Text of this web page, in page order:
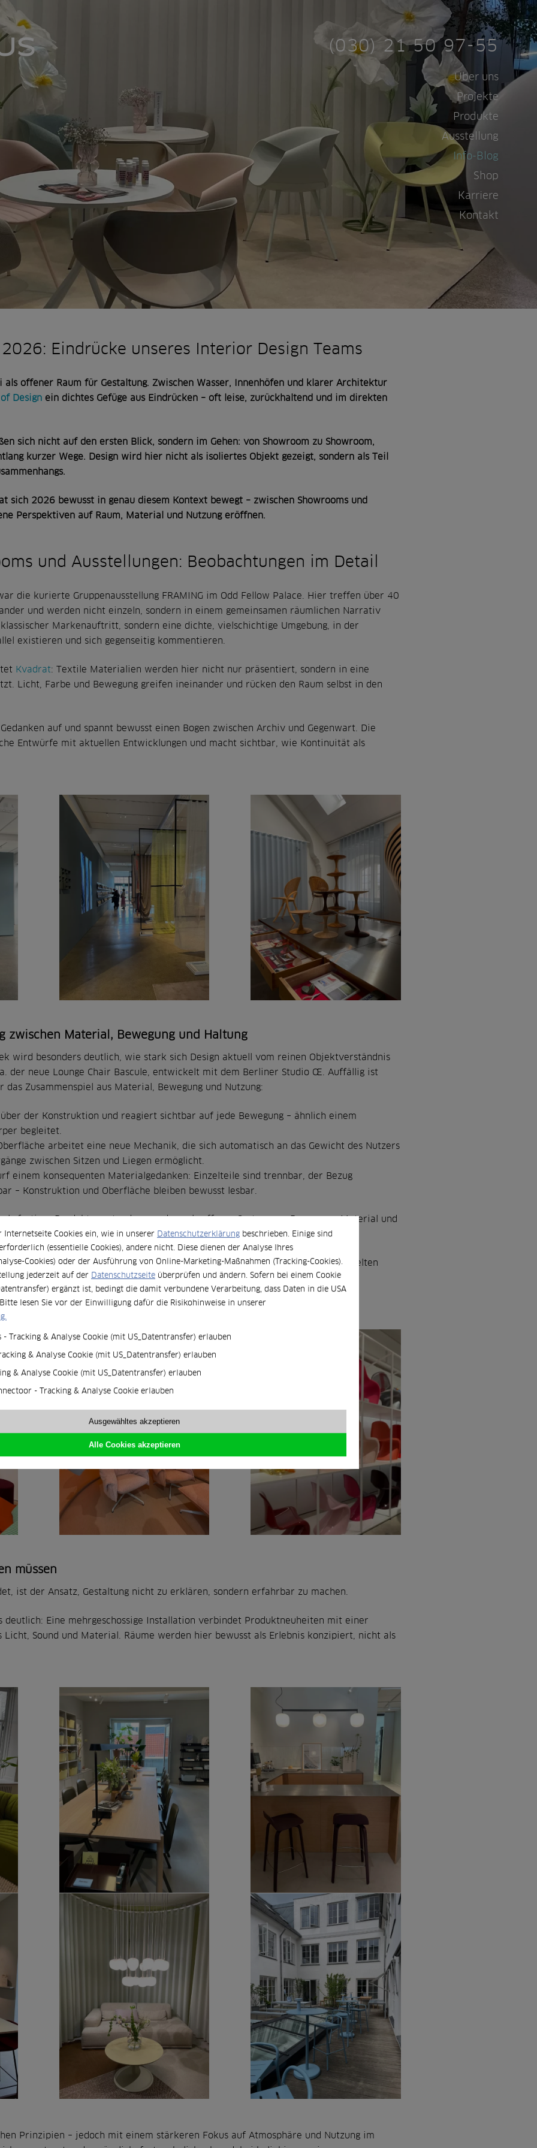
(030) 21 50 97-55
Navigation
überspringen
Über uns
Projekte
Produkte
Ausstellung
Info-Blog
Shop
Karriere
Kontakt
Eindrücke unseres Interior Design Teams
als offener Raum für Gestaltung. Zwischen Wasser, Innenhöfen und klarer Architektur
Design ein dichtes Gefüge aus Eindrücken – oft leise, zurückhaltend und im direkten
sich nicht auf den ersten Blick, sondern im Gehen: von Showroom zu Showroom,
kurzer Wege. Design wird hier nicht als isoliertes Objekt gezeigt, sondern als Teil
sich 2026 bewusst in genau diesem Kontext bewegt – zwischen Showrooms und
Perspektiven auf Raum, Material und Nutzung eröffnen.
und Ausstellungen: Beobachtungen im Detail
die kurierte Gruppenausstellung FRAMING im Odd Fellow Palace. Hier treffen über 40
und werden nicht einzeln, sondern in einem gemeinsamen räumlichen Narrativ
Markenauftritt, sondern eine dichte, vielschichtige Umgebung, in der
existieren und sich gegenseitig kommentieren.
Kvadrat: Textile Materialien werden hier nicht nur präsentiert, sondern in eine
Licht, Farbe und Bewegung greifen ineinander und rücken den Raum selbst in den
auf und spannt bewusst einen Bogen zwischen Archiv und Gegenwart. Die
Entwürfe mit aktuellen Entwicklungen und macht sichtbar, wie Kontinuität als
zwischen Material, Bewegung und Haltung
wird besonders deutlich, wie stark sich Design aktuell vom reinen Objektverständnis
der neue Lounge Chair Bascule, entwickelt mit dem Berliner Studio Œ. Auffällig ist
Zusammenspiel aus Material, Bewegung und Nutzung:
der Konstruktion und reagiert sichtbar auf jede Bewegung – ähnlich einem
begleitet.
arbeitet eine neue Mechanik, die sich automatisch an das Gewicht des Nutzers
zwischen Sitzen und Liegen ermöglicht.
einem konsequenten Materialgedanken: Einzelteile sind trennbar, der Bezug
– Konstruktion und Oberfläche bleiben bewusst lesbar.
fertiges Produkt verstanden, sondern als offenes System aus Bewegung, Material und
hier nicht in einem statischen Zustand, sondern im Gebrauch.
Klassiker – etwa von Verner Panton – die in neuen Materialien und Farbwelten
und Gegenwart werden nicht getrennt, sondern bewusst miteinander
müssen
ist der Ansatz, Gestaltung nicht zu erklären, sondern erfahrbar zu machen.
deutlich: Eine mehrgeschossige Installation verbindet Produktneuheiten mit einer
Licht, Sound und Material. Räume werden hier bewusst als Erlebnis konzipiert, nicht als
Prinzipien – jedoch mit einem stärkeren Fokus auf Atmosphäre und Nutzung im
Internetseite Cookies ein, wie in unserer Datenschutzerklärung beschrieben. Einige sind
(essentielle Cookies), andere nicht. Diese dienen der Analyse Ihres
Cookies) oder der Ausführung von Online-Marketing-Maßnahmen (Tracking-Cookies).
jederzeit auf der Datenschutzseite überprüfen und ändern. Sofern bei einem Cookie
ergänzt ist, bedingt die damit verbundene Verarbeitung, dass Daten in die USA
lesen Sie vor der Einwilligung dafür die Risikohinweise in unserer
- Tracking & Analyse Cookie (mit US_Datentransfer) erlauben
& Analyse Cookie (mit US_Datentransfer) erlauben
& Analyse Cookie (mit US_Datentransfer) erlauben
- Tracking & Analyse Cookie erlauben
Ausgewähltes akzeptieren
Alle Cookies akzeptieren